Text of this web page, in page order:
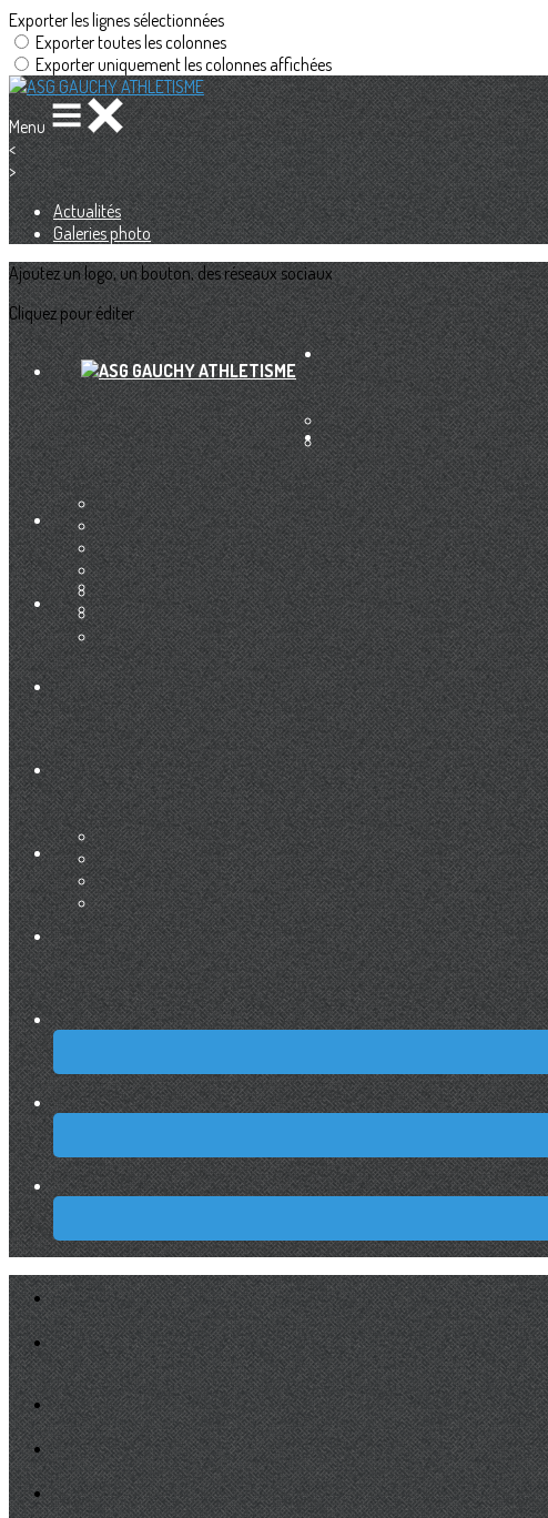
Exporter les lignes sélectionnées
Exporter toutes les colonnes
Exporter uniquement les colonnes affichées
Menu
<
>
Actualités
Galeries photo
Ajoutez un logo, un bouton, des réseaux sociaux
Cliquez pour éditer